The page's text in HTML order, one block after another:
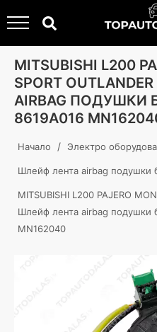
MITSUBISHI L200
SPORT
AIRBAG ПОДУШКИ
8619A016
Начало / Электро
Шлейф лента airbag подушки
MITSUBISHI L200 PAJERO
Шлейф лента airbag подушки
MN162040